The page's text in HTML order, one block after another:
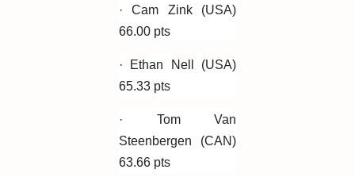
· Cam Zink (USA)
66.00 pts
· Ethan Nell (USA)
65.33 pts
· Tom Van
Steenbergen (CAN)
63.66 pts